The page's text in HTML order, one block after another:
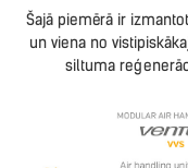
Šajā piemērā ir
un viena no
siltuma